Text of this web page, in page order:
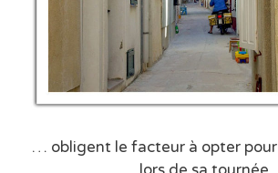
… obligent le facteur à opter pour